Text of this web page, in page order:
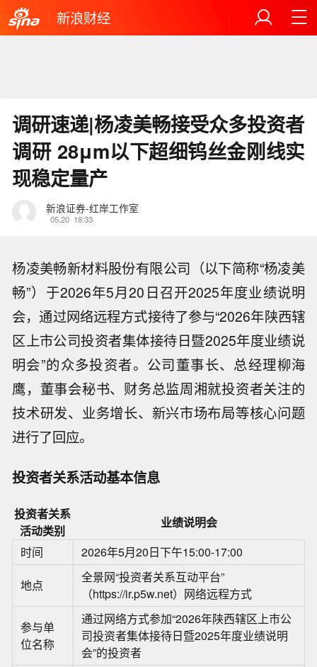
新浪财经
调研速递|杨凌美畅接受众多投资者
调研 28μm以下超细钨丝金刚线实
现稳定量产
新浪证券-红岸工作室
05.20 18:33
杨凌美畅新材料股份有限公司（以下简称“杨凌美
畅”）于2026年5月20日召开2025年度业绩说明
会，通过网络远程方式接待了参与“2026年陕西辖
区上市公司投资者集体接待日暨2025年度业绩说
明会”的众多投资者。公司董事长、总经理柳海
鹰，董事会秘书、财务总监周湘就投资者关注的
技术研发、业务增长、新兴市场布局等核心问题
进行了回应。
投资者关系活动基本信息
投资者关系
活动类别
业绩说明会
时间
2026年5月20日下午15:00-17:00
地点
全景网“投资者关系互动平台”
（https://ir.p5w.net）网络远程方式
参与单
位名称
通过网络方式参加“2026年陕西辖区上市公
司投资者集体接待日暨2025年度业绩说明
会”的投资者